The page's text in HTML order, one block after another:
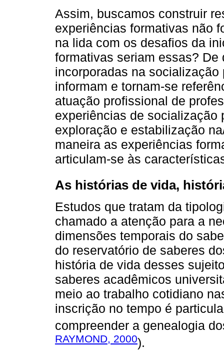
Assim, buscamos construir
experiências formativas não
na lida com os desafios da
formativas seriam essas?
incorporadas na
informam e tornam-se
atuação profissional de
experiências de socialização
exploração e estabilização
maneira as experiências
articulam-se às
As histórias de vida,
Estudos que tratam da
chamado a atenção para a
dimensões temporais do
do reservatório de saberes
história de vida desses
saberes acadêmicos
meio ao trabalho cotidiano
inscrição no tempo é
compreender a genealogia
RAYMOND, 2000).